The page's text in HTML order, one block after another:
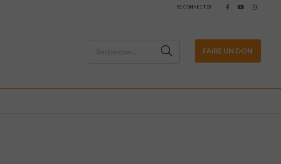
SE CONNECTER
FAIRE UN DON